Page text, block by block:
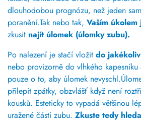
dlouhodobou prognózu, než jeden
poranění.Tak nebo tak, Vaším úkolem
zkusit najít úlomek (úlomky zubu).
Po nalezení je stačí vložit do
nebo provizorně do vlhkého
pouze o to, aby úlomek
přilepit zpátky, obzvlášť když není
kousků. Esteticky to vypadá většinou
uražené části zubu. Zkuste tedy